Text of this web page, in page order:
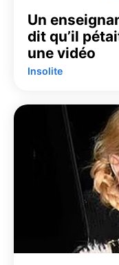
Un
dit qu’il
une vidéo
Insolite